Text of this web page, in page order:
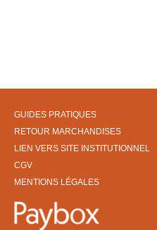
GUIDES PRATIQUES
RETOUR MARCHANDISES
LIEN VERS SITE INSTITUTIONNEL
CGV
MENTIONS LÉGALES